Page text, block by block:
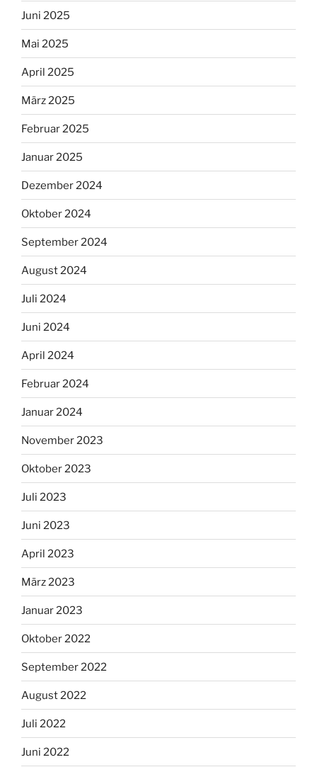
Juni 2025
Mai 2025
April 2025
März 2025
Februar 2025
Januar 2025
Dezember 2024
Oktober 2024
September 2024
August 2024
Juli 2024
Juni 2024
April 2024
Februar 2024
Januar 2024
November 2023
Oktober 2023
Juli 2023
Juni 2023
April 2023
März 2023
Januar 2023
Oktober 2022
September 2022
August 2022
Juli 2022
Juni 2022